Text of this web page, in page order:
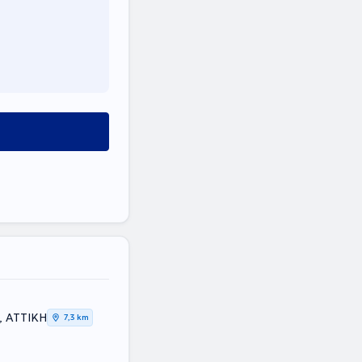
ΑΤΤΙΚΗ
7,3 km